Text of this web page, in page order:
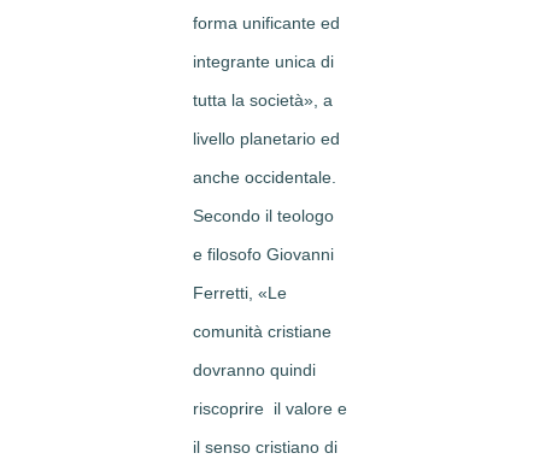
forma unificante ed
integrante unica di
tutta la società», a
livello planetario ed
anche occidentale.
Secondo il teologo
e filosofo Giovanni
Ferretti, «Le
comunità cristiane
dovranno quindi
riscoprire il valore e
il senso cristiano di